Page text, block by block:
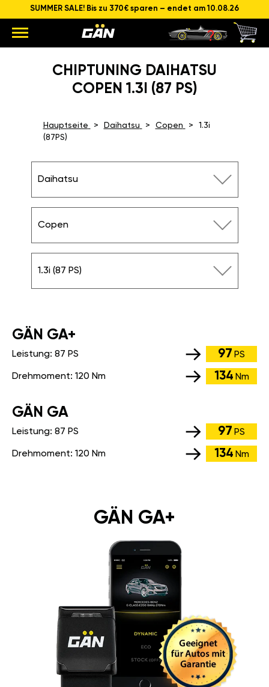
SUMMER SALE! Bis zu 370€ sparen – endet am 10.08.26
CHIPTUNING DAIHATSU
COPEN 1.3I (87 PS)
Hauptseite Daihatsu Copen
1.3i
(87PS)
Daihatsu
Copen
1.3i (87 PS)
GÄN GA+
Leistung: 87 PS 97 PS
Drehmoment: 120 Nm 134 Nm
GÄN GA
Leistung: 87 PS 97 PS
Drehmoment: 120 Nm 134 Nm
GÄN GA+